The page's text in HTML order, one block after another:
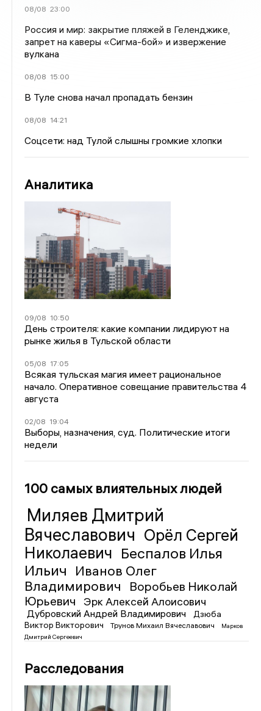
08/08 23:00
Россия и мир: закрытие пляжей в Геленджике,
запрет на каверы «Сигма-бой» и извержение
вулкана
08/08 15:00
В Туле снова начал пропадать бензин
08/08 14:21
Соцсети: над Тулой слышны громкие хлопки
Аналитика
09/08 10:50
День строителя: какие компании лидируют на
рынке жилья в Тульской области
05/08 17:05
Всякая тульская магия имеет рациональное
начало. Оперативное совещание правительства 4
августа
02/08 19:04
Выборы, назначения, суд. Политические итоги
недели
100 самых влиятельных людей
Миляев Дмитрий
Вячеславович Орёл Сергей
Николаевич Беспалов Илья
Ильич
Иванов Олег
Владимирович
Воробьев Николай
Юрьевич
Эрк Алексей Алоисович
Дубровский Андрей Владимирович
Дзюба
Виктор Викторович
Трунов Михаил Вячеславович
Марков
Дмитрий Сергеевич
Расследования